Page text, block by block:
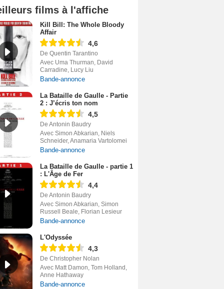
films à l'affiche
Kill Bill: The Whole Bloody
Affair
4,6
De Quentin Tarantino
Avec Uma Thurman, David
Carradine, Lucy Liu
Bande-annonce
La Bataille de Gaulle - Partie
2 : J’écris ton nom
4,5
De Antonin Baudry
Avec Simon Abkarian, Niels
Schneider, Anamaria Vartolomei
Bande-annonce
La Bataille de Gaulle - partie 1
: L'Âge de Fer
4,4
De Antonin Baudry
Avec Simon Abkarian, Simon
Russell Beale, Florian Lesieur
Bande-annonce
L'Odyssée
4,3
De Christopher Nolan
Avec Matt Damon, Tom Holland,
Anne Hathaway
Bande-annonce